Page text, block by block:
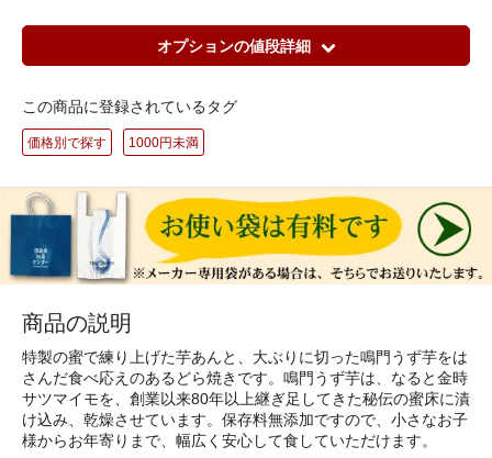
オプションの値段詳細
この商品に登録されているタグ
価格別で探す 1000円未満
商品の説明
特製の蜜で練り上げた芋あんと、大ぶりに切った鳴門うず芋をは
さんだ食べ応えのあるどら焼きです。鳴門うず芋は、なると金時
サツマイモを、創業以来80年以上継ぎ足してきた秘伝の蜜床に漬
け込み、乾燥させています。保存料無添加ですので、小さなお子
様からお年寄りまで、幅広く安心して食していただけます。